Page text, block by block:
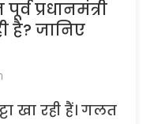
प्रधानमंत्री
है? जानिए
खा रही हैं। गलत